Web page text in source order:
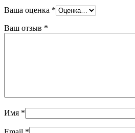
Ваша оценка *
Ваш отзыв *
Имя *